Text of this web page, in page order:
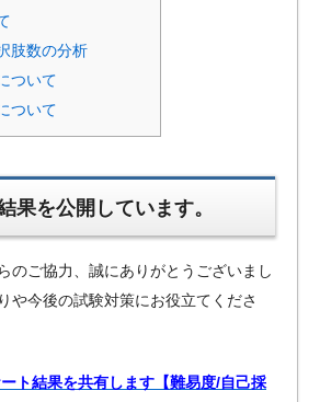
肢数の分析
ついて
ついて
果を公開しています。
のご協力、誠にありがとうございまし
や今後の試験対策にお役立てくださ
ト結果を共有します【難易度/自己採